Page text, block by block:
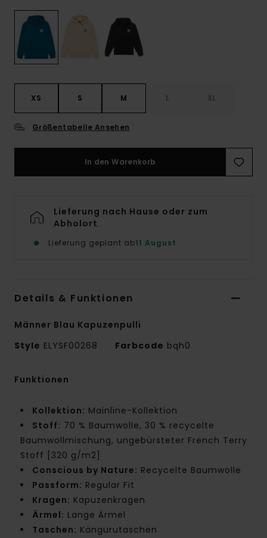
XS S M L XL
Größentabelle Ansehen
In den Warenkorb
Lieferung nach Hause oder zum
Abholort
Lieferung geplant ab11 August
Details & Funktionen
Männer Blau Kapuzenpulli
Style ELYSF00268 Farbcode bqh0
Funktionen
Kollektion: Mainline-Kollektion
Stoff: 70 % Baumwolle, 30 % recycelte
Baumwollmischung, ungebürsteter French Terry
Stoff [320 g/m2]
Conscious by Nature: Recycelte Baumwolle
Passform: Regular Fit
Kragen: Kapuzenkragen
Ärmel: Lange Ärmel
Taschen: Kängurutaschen